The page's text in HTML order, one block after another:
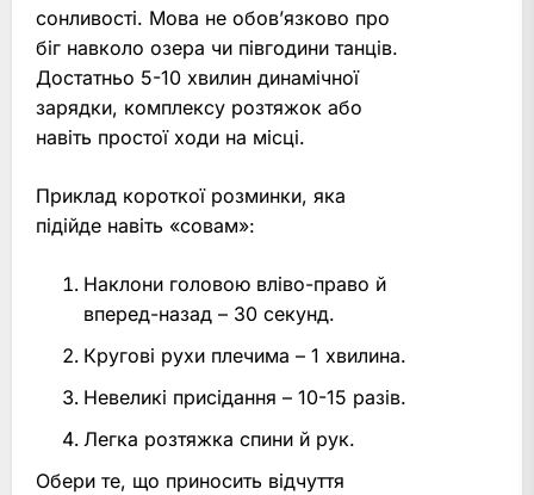
сонливості. Мова не обов’язково про
біг навколо озера чи півгодини танців.
Достатньо 5-10 хвилин динамічної
зарядки, комплексу розтяжок або
навіть простої ходи на місці.
Приклад короткої розминки, яка
підійде навіть «совам»:
Наклони головою вліво-право й
вперед-назад – 30 секунд.
Кругові рухи плечима – 1 хвилина.
Невеликі присідання – 10-15 разів.
Легка розтяжка спини й рук.
Обери те, що приносить відчуття